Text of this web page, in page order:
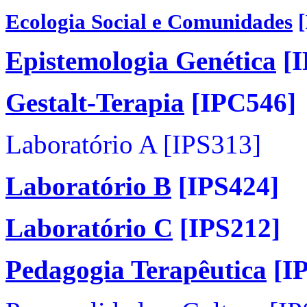
Ecologia Social e Comunidades
Epistemologia Genética
Gestalt-Terapia [IPC546]
Laboratório A [IPS313]
Laboratório B [IPS424]
Laboratório C [IPS212]
Pedagogia Terapêutica